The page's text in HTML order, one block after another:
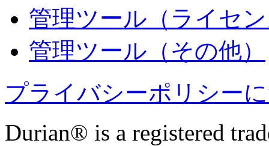
管理ツール（ライセ
管理ツール（その他）
プライバシーポリシー
Durian® is a registered